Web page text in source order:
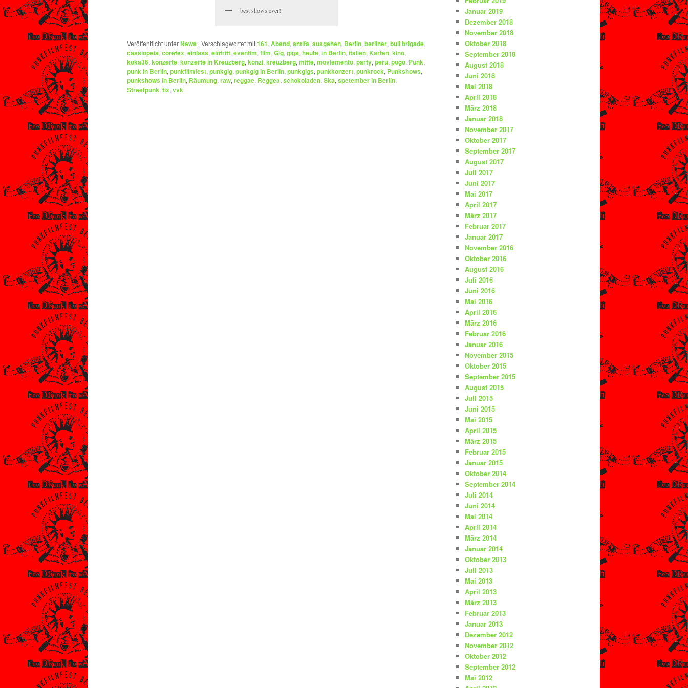
best shows ever!
Veröffentlicht unterNews | Verschlagwortet mit161, Abend, antifa, ausgehen, Berlin, berliner, bull brigade,
cassiopeia, coretex, einlass, eintritt, eventim, film, Gig, gigs, heute, in Berlin, italien, Karten, kino,
koka36, konzerte, konzerte in Kreuzberg, konzi, kreuzberg, mitte, moviemento, party, peru, pogo, Punk,
punk in Berlin, punkfilmfest, punkgig, punkgig in Berlin, punkgigs, punkkonzert, punkrock, Punkshows,
punkshows in Berlin, Räumung, raw, reggae, Reggea, schokoladen, Ska, spetember in Berlin,
Streetpunk, tix, vvk
Januar 2019
Dezember 2018
November 2018
Oktober 2018
September 2018
August 2018
Juni 2018
Mai 2018
April 2018
März 2018
Januar 2018
November 2017
Oktober 2017
September 2017
August 2017
Juli 2017
Juni 2017
Mai 2017
April 2017
März 2017
Februar 2017
Januar 2017
November 2016
Oktober 2016
August 2016
Juli 2016
Juni 2016
Mai 2016
April 2016
März 2016
Februar 2016
Januar 2016
November 2015
Oktober 2015
September 2015
August 2015
Juli 2015
Juni 2015
Mai 2015
April 2015
März 2015
Februar 2015
Januar 2015
Oktober 2014
September 2014
Juli 2014
Juni 2014
Mai 2014
April 2014
März 2014
Januar 2014
Oktober 2013
Juli 2013
Mai 2013
April 2013
März 2013
Februar 2013
Januar 2013
Dezember 2012
November 2012
Oktober 2012
September 2012
Mai 2012